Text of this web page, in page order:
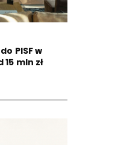
PISF w
mln zł